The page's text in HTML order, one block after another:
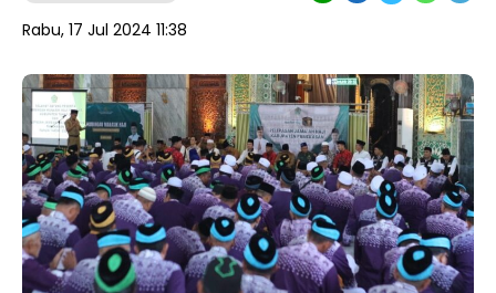
Rabu, 17 Jul 2024 11:38